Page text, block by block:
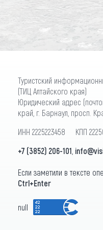
Туристский
(ТИЦ Алтайского края)
Юридический адрес
край, г. Барнаул, просп.
ИНН 2225223458 КПП
+7 (3852) 206-101
Если заметили в тексте
Ctrl+Enter
null